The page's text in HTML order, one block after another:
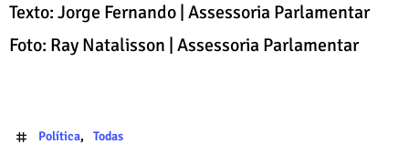
Texto: Jorge Fernando | Assessoria Parlamentar
Foto: Ray Natalisson | Assessoria Parlamentar
Política Todas